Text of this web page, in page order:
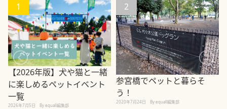
1
【2026年版】犬や猫と一緒
に楽しめるペットイベント
一覧
2026年7月5日 By equall編集部
2
参宮橋でペットと暮らそ
う！
2020年7月24日 By equall編集部